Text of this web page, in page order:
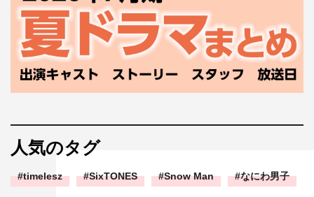
人気のタグ
timelesz SixTONES Snow Man なにわ男子